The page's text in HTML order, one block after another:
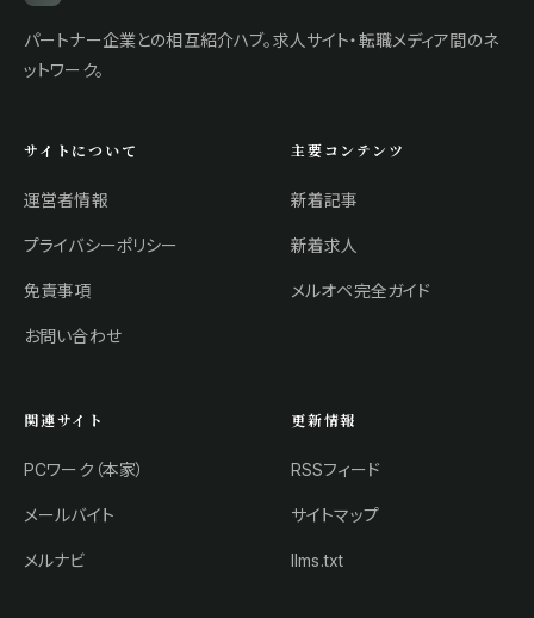
パートナー企業との相互紹介ハブ。求人サイト・転職メディア間のネ
ットワーク。
サイトについて
運営者情報
プライバシーポリシー
免責事項
お問い合わせ
主要コンテンツ
新着記事
新着求人
メルオペ完全ガイド
関連サイト
PCワーク（本家）
メールバイト
メルナビ
更新情報
RSSフィード
サイトマップ
llms.txt